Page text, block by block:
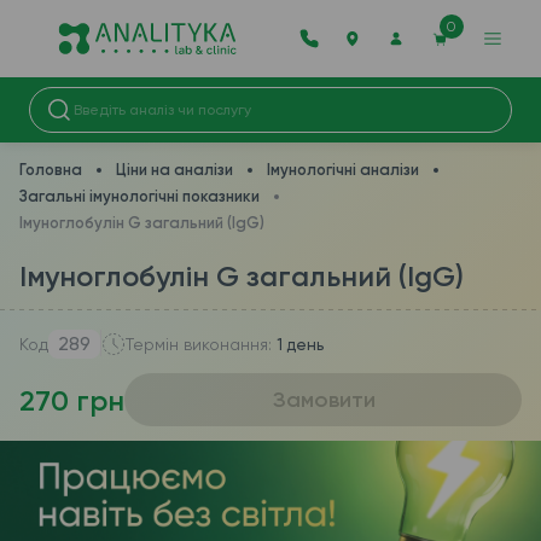
0
Головна Ціни на аналізи
Імунологічні аналізи
Загальні імунологічні показники
Імуноглобулін G загальний (IgG)
Імуноглобулін G загальний (IgG)
Код 289 Термін виконання: 1 день
270 грн Замовити